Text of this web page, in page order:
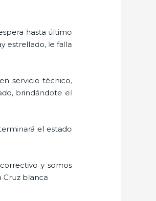
hasta último
estrellado, le falla
servicio técnico,
brindándote el
el estado
y somos
Cruz blanca